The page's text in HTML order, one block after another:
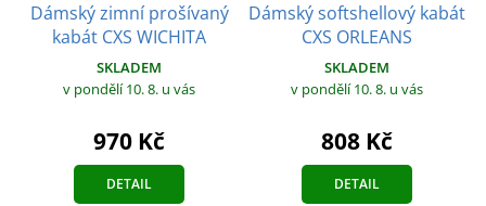
Dámský zimní prošívaný
kabát CXS WICHITA
SKLADEM
v pondělí 10. 8. u vás
970 Kč
DETAIL
Dámský softshellový kabát
CXS ORLEANS
SKLADEM
v pondělí 10. 8. u vás
808 Kč
DETAIL